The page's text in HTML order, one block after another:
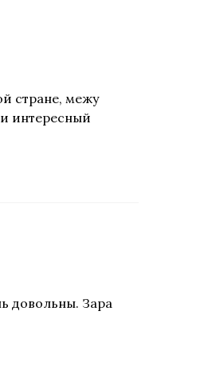
стране, межу
интересный
довольны. Зара